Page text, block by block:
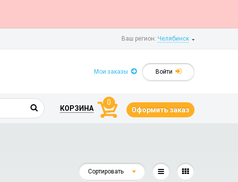
Ваш регион: Челябинск
Войти
Мои заказы
КОРЗИНА
0
Оформить заказ
Сортировать